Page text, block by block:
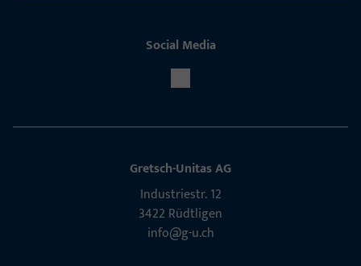
Social Media
Gretsch-Unitas AG
Indu­s­triestr. 12
3422 Rüdt­ligen
info@g-u.ch